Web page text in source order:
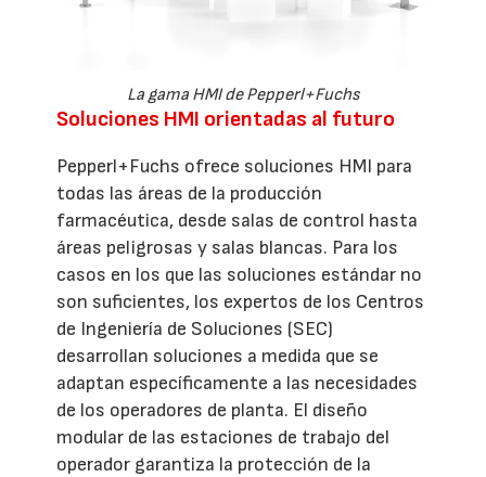
La gama HMI de Pepperl+Fuchs
Soluciones HMI orientadas al futuro
Pepperl+Fuchs ofrece soluciones HMI para
todas las áreas de la producción
farmacéutica, desde salas de control hasta
áreas peligrosas y salas blancas. Para los
casos en los que las soluciones estándar no
son suficientes, los expertos de los Centros
de Ingeniería de Soluciones (SEC)
desarrollan soluciones a medida que se
adaptan específicamente a las necesidades
de los operadores de planta. El diseño
modular de las estaciones de trabajo del
operador garantiza la protección de la